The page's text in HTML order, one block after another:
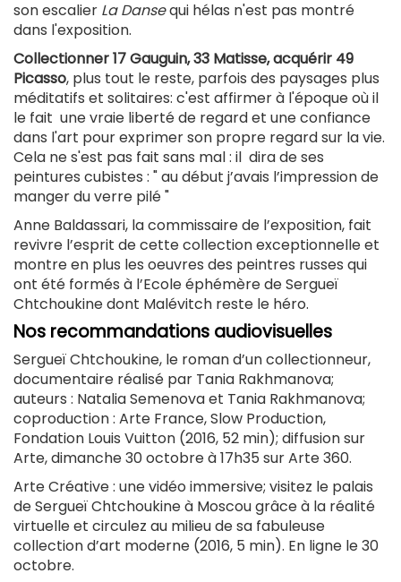
son escalier La Dansequi hélas n'est pas montré
dans l'exposition.
Collectionner 17 Gauguin, 33 Matisse, acquérir 49
Picasso, plus tout le reste, parfois des paysages plus
méditatifs et solitaires: c'est affirmer à l'époque où il
le fait une vraie liberté de regard et une confiance
dans l'art pour exprimer son propre regard sur la vie.
Cela ne s'est pas fait sans mal : il dira de ses
peintures cubistes : " au début j’avais l’impression de
manger du verre pilé "
Anne Baldassari, la commissaire de l’exposition, fait
revivre l’esprit de cette collection exceptionnelle et
montre en plus les oeuvres des peintres russes qui
ont été formés à l’Ecole éphémère de Sergueï
Chtchoukine dont Malévitch reste le héro.
Nos recommandations audiovisuelles
Sergueï Chtchoukine, le roman d’un collectionneur,
documentaire réalisé par Tania Rakhmanova;
auteurs : Natalia Semenova et Tania Rakhmanova;
coproduction : Arte France, Slow Production,
Fondation Louis Vuitton (2016, 52 min); diffusion sur
Arte, dimanche 30 octobre à 17h35 sur Arte 360.
Arte Créative : une vidéo immersive; visitez le palais
de Sergueï Chtchoukine à Moscou grâce à la réalité
virtuelle et circulez au milieu de sa fabuleuse
collection d’art moderne (2016, 5 min). En ligne le 30
octobre.